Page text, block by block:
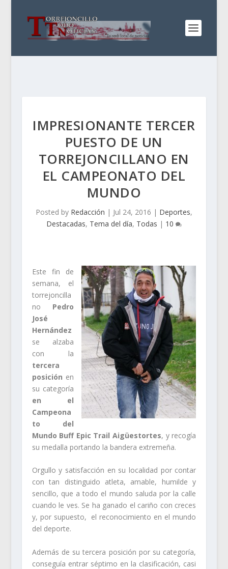
IMPRESIONANTE TERCER
PUESTO DE UN
TORREJONCILLANO EN
EL CAMPEONATO DEL
MUNDO
Posted by Redacción | Jul 24, 2016 | Deportes,
Destacadas, Tema del día, Todas | 10
Este fin de
semana, el
torrejoncilla
no Pedro
José
Hernández
se alzaba
con la
tercera
posición en
su categoría
en el
Campeona
to del
Mundo Buff Epic Trail Aigüestortes, y recogía
su medalla portando la bandera extremeña.
Orgullo y satisfacción en su localidad por contar
con tan distinguido atleta, amable, humilde y
sencillo, que a todo el mundo saluda por la calle
cuando le ves. Se ha ganado el cariño con creces
y, por supuesto, el reconocimiento en el mundo
del deporte.
Además de su tercera posición por su categoría,
conseguía entrar séptimo en la clasificación, casi